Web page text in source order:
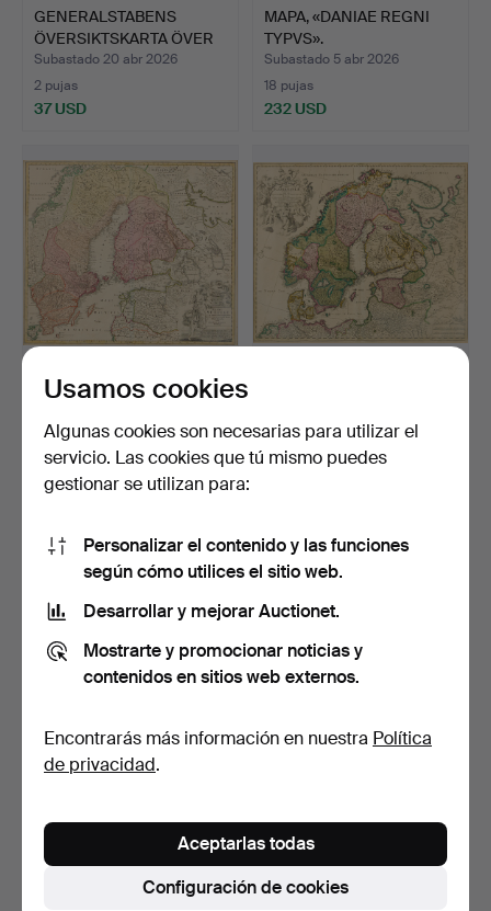
GENERALSTABENS
ÖVERSIKTSKARTA ÖVER
SVERIGE…
Subastado 20 abr 2026
2 pujas
37 USD
MAPA, «DANIAE REGNI
TYPVS».
Subastado 5 abr 2026
18 pujas
232 USD
MAPA, «REGNI
Subastado 5 abr 2026
4 pujas
106 USD
Subastado 5 abr 2026
4 pujas
MAP, «Mapa de Sigtuna
kompanie, 1856".
1 puja
8 pujas
69 USD
Suscribir búsqueda
Usamos cookies
Algunas cookies son necesarias para utilizar el
servicio. Las cookies que tú mismo puedes
gestionar se utilizan para:
Personalizar el contenido y las funciones
según cómo utilices el sitio web.
Desarrollar y mejorar Auctionet.
Mostrarte y promocionar noticias y
contenidos en sitios web externos.
Encontrarás más información en nuestra Política
de privacidad.
Configuración de cookies
Aceptarlas todas